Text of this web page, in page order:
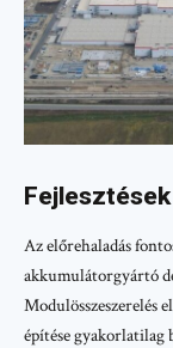
Az előrehaladás
akkumulátorgyártó
Modulösszeszerelés
építése gyakorlatilag